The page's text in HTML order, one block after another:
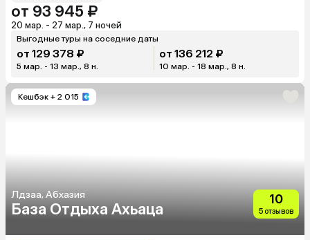
от 93 945 ₽
20 мар. - 27 мар., 7 ночей
Выгодные туры на соседние даты
от 129 378 ₽
5 мар. - 13 мар., 8 н.
от 136 212 ₽
10 мар. - 18 мар., 8 н.
Кешбэк + 2 015
Лдзаа, Абхазия
База Отдыха Ахьаца
10
5 отзывов